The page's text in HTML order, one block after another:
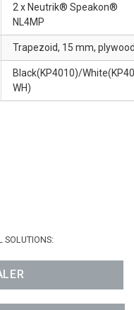
2 x Neutrik® Speakon®
NL4MP
Trapezoid, 15 mm,
Black(KP4010)/
WH)
SOLUTIONS: